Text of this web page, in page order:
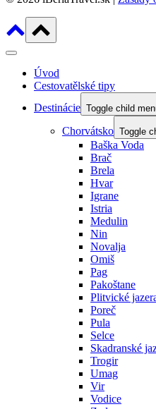
Úvod
Cestovatělské tipy
Destinácie Toggle child
Chorvátsko Toggle
Baška Voda
Brač
Brela
Hvar
Igrane
Istria
Medulin
Nin
Novalja
Omiš
Pag
Pakoštane
Plitvické
Poreč
Pula
Selce
Skadranské
Trogir
Umag
Vir
Vodice